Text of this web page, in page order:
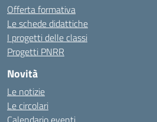
Offerta formativa
Le schede didattiche
I progetti delle classi
Progetti PNRR
Novità
Le notizie
Le circolari